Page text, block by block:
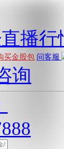
买金股包 问客服
询